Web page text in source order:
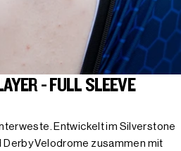
- FULL SLEEVE
Entwickelt im Silverstone
Velodrome zusammen mit